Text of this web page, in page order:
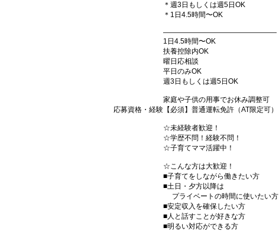
＊週3日もしくは週5日OK
＊1日4.5時間〜OK
――――――――――――――――
1日4.5時間〜OK
扶養控除内OK
曜日応相談
平日のみOK
週3日もしくは週5日OK
家庭や子供の用事でお休み調整可
応募資格・経験 【必須】普通運転免許（AT限定可）
☆未経験者歓迎！
☆学歴不問！経験不問！
☆子育てママ活躍中！
☆こんな方は大歓迎！
■子育てをしながら働きたい方
■土日・夕方以降は
プライベートの時間に使いたい方
■安定収入を確保したい方
■人と話すことが好きな方
■明るい対応ができる方